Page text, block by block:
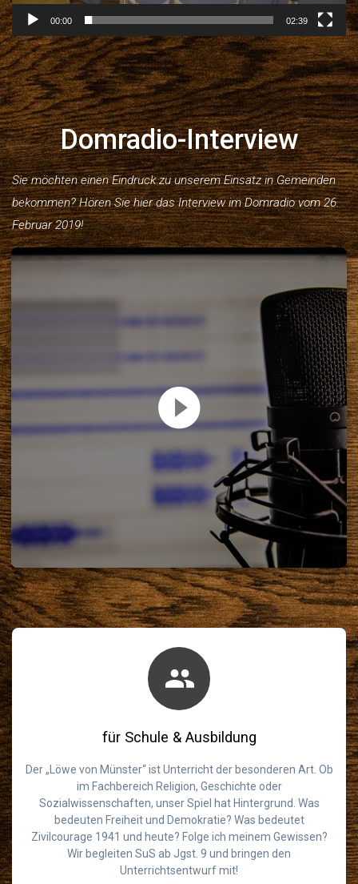
00:00 02:39
Domradio-Interview
Sie möchten einen Eindruck zu unserem Einsatz in Gemeinden
bekommen? Hören Sie hier das Interview im Domradio vom 26.
Februar 2019!
für Schule & Ausbildung
Der „Löwe von Münster“ ist Unterricht der besonderen Art. Ob
im Fachbereich Religion, Geschichte oder
Sozialwissenschaften, unser Spiel hat Hintergrund. Was
bedeuten Freiheit und Demokratie? Was bedeutet
Zivilcourage 1941 und heute? Folge ich meinem Gewissen?
Wir begleiten SuS ab Jgst. 9 und bringen den
Unterrichtsentwurf mit!